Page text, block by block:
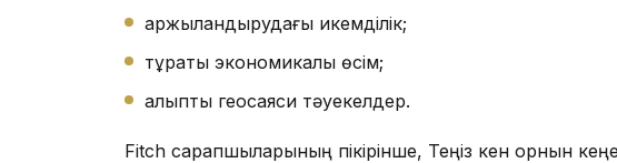
қаржыландырудағы икемділік;
тұрақты экономикалық өсім;
қалыпты геосаяси тәуекелдер.
Fitch сарапшыларының пікірінше, Теңіз кен орнын